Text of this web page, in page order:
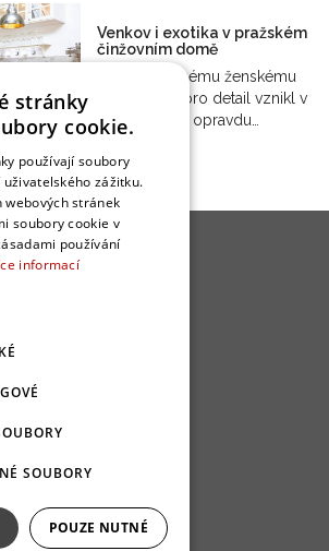
Venkov i exotika v pražském
činžovním domě
Díky vytříbenému ženskému
vkusu a citu pro detail vznikl v
Holešovicích opravdu…
Uživatelské podmínky
Ochrana osobních údajú
Cookies
stránky
cookie.
používají soubory
zážitku.
webových stránek
soubory cookie v
používání
informací
SOUBORY
POUZE NUTNÉ